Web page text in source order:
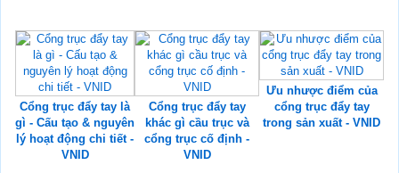
Cổng trục đẩy tay là
gì - Cấu tạo & nguyên
lý hoạt động chi tiết -
VNID
Cổng trục đẩy tay
khác gì cầu trục và
cổng trục cố định -
VNID
Ưu nhược điểm của
cổng trục đẩy tay
trong sản xuất - VNID